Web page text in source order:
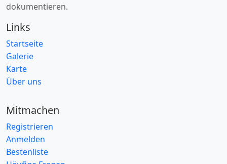
dokumentieren.
Links
Startseite
Galerie
Karte
Über uns
Mitmachen
Registrieren
Anmelden
Bestenliste